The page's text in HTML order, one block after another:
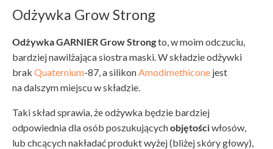
Odżywka Grow Strong
Odżywka GARNIER Grow Strongto, w moim odczuciu,
bardziej nawilżająca siostra maski. W składzie odżywki
brak Quaternium-87, a silikon Amodimethicone jest
na dalszym miejscu w składzie.
Taki skład sprawia, że odżywka będzie bardziej
odpowiednia dla osób poszukującychobjętościwłosów,
lub chcących nakładać produkt wyżej (bliżej skóry głowy),